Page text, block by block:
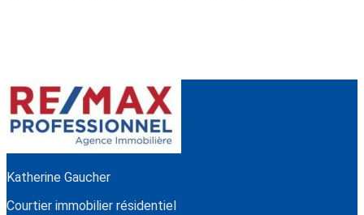
Katherine Gaucher
Courtier immobilier résidentiel